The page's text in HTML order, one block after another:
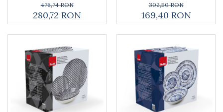
Accesorii mobilier
Etajere
Ustensile pentru gatit
Ascutitori cutite
Cutite
Decojitoare fructe si legume
Foarfece alimentare
476,74 RON
280,72 RON
302,50 RON
169,40 RON